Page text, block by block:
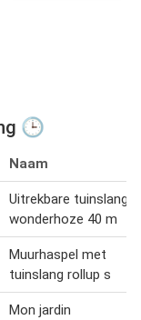
🕒
Naam
Uitrekbare tuinslang
wonderhoze 40 m
Muurhaspel met
tuinslang rollup s
Mon jardin